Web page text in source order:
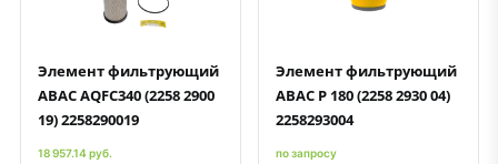
Элемент фильтрующий
ABAC AQFC340 (2258 2900
19) 2258290019
18 957.14 руб.
Элемент фильтрующий
ABAC P 180 (2258 2930 04)
2258293004
по запросу